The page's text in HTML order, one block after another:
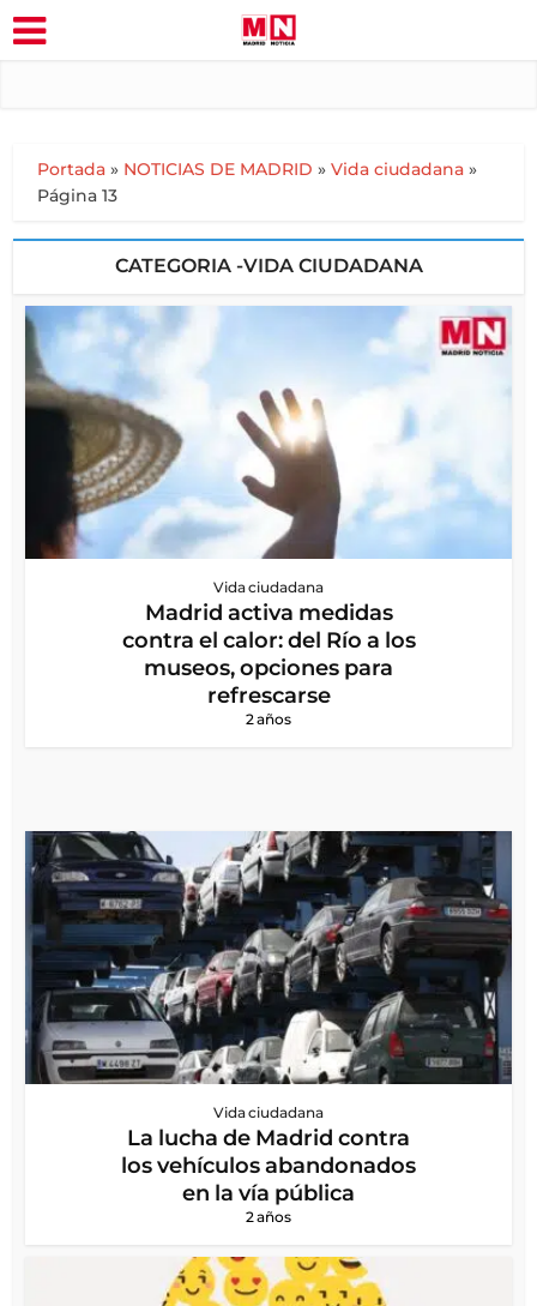
Portada » NOTICIAS DE MADRID »Vida ciudadana »
Página 13
CATEGORIA -VIDA CIUDADANA
Vida ciudadana
Madrid activa medidas
contra el calor: del Río a los
museos, opciones para
refrescarse
2 años
Vida ciudadana
La lucha de Madrid contra
los vehículos abandonados
en la vía pública
2 años